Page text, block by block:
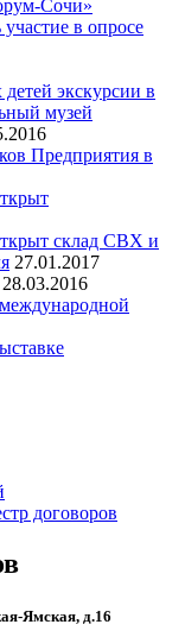
Сочи»
в опросе
экскурсии в
музей
Предприятия в
склад СВХ и
27.01.2017
28.03.2016
договоров
Ямская, д.16